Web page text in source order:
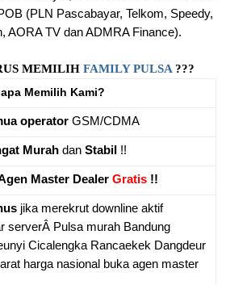
(PLN Pascabayar, Telkom, Speedy,
AORA TV dan ADMRA Finance).
MEMILIH FAMILY PULSA ???
Memilih Kami?
operator GSM/CDMA
Murah dan Stabil !!
Master Dealer Gratis !!
jika merekrut downline aktif
serverÂ Pulsa murah Bandung
Cicalengka Rancaekek Dangdeur
harga nasional buka agen master